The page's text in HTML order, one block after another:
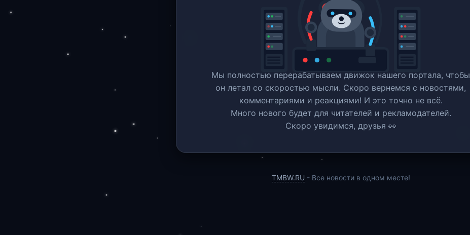
Мы полностью перерабатываем движок нашего портала, чтобы
он летал со скоростью мысли. Скоро вернемся c новостями,
комментариями и реакциями! И это точно не всё.
Много нового будет для читателей и рекламодателей.
Скоро увидимся, друзья 👀
TMBW.RU - Все новости в одном месте!